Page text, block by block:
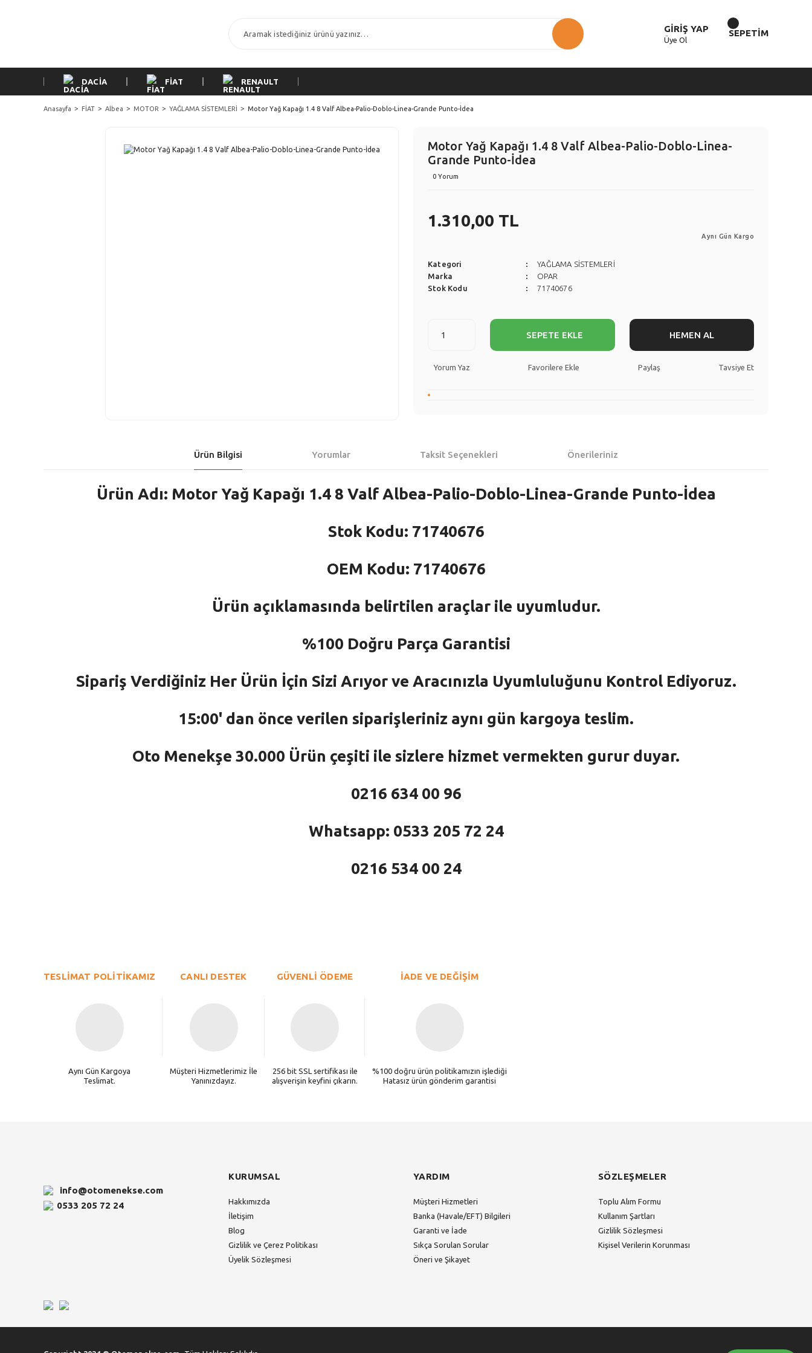
GİRİŞ YAP
Üye Ol
SEPETİM
DACİA FİAT RENAULT
Anasayfa FİAT Albea MOTOR YAĞLAMA SİSTEMLERİ Motor Yağ Kapağı 1.4 8 Valf Albea-Palio-Doblo-Linea-Grande Punto-İdea
Motor Yağ Kapağı 1.4 8 Valf Albea-Palio-Doblo-Linea-
Grande Punto-İdea
0 Yorum
1.310,00 TL
Aynı Gün Kargo
Kategori
YAĞLAMA SİSTEMLERİ
Marka
OPAR
Stok Kodu
71740676
SEPETE EKLE HEMEN AL
Yorum Yaz Paylaş Tavsiye Et
Ürün Bilgisi Yorumlar Taksit Seçenekleri Önerileriniz
Ürün Adı: Motor Yağ Kapağı 1.4 8 Valf Albea-Palio-Doblo-Linea-Grande Punto-İdea
Stok Kodu: 71740676
OEM Kodu: 71740676
Ürün açıklamasında belirtilen araçlar ile uyumludur.
%100 Doğru Parça Garantisi
Sipariş Verdiğiniz Her Ürün İçin Sizi Arıyor ve Aracınızla Uyumluluğunu Kontrol Ediyoruz.
15:00' dan önce verilen siparişleriniz aynı gün kargoya teslim.
Oto Menekşe 30.000 Ürün çeşiti ile sizlere hizmet vermekten gurur duyar.
0216 634 00 96
Whatsapp: 0533 205 72 24
0216 534 00 24
Ürün açıklamasında eksik bilgiler bulunuyor.
TESLİMAT POLİTİKAMIZ
Aynı Gün Kargoya
Teslimat.
CANLI DESTEK
Müşteri Hizmetlerimiz İle
Yanınızdayız.
GÜVENLİ ÖDEME
256 bit SSL sertifikası ile
alışverişin keyfini çıkarın.
İADE VE DEĞİŞİM
%100 doğru ürün politikamızın işlediği
Hatasız ürün gönderim garantisi
info@otomenekse.com
0533 205 72 24
KURUMSAL
Hakkımızda
İletişim
Blog
Gizlilik ve Çerez Politikası
Üyelik Sözleşmesi
YARDIM
Müşteri Hizmetleri
Banka (Havale/EFT) Bilgileri
Garanti ve İade
Sıkça Sorulan Sorular
Öneri ve Şikayet
SÖZLEŞMELER
Toplu Alım Formu
Kullanım Şartları
Gizlilik Sözleşmesi
Kişisel Verilerin Korunması